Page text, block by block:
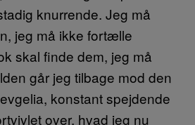
knurrende. Jeg må
jeg må ikke fortælle
skal finde dem, jeg må
går jeg tilbage mod den
konstant spejdende
over, hvad jeg nu